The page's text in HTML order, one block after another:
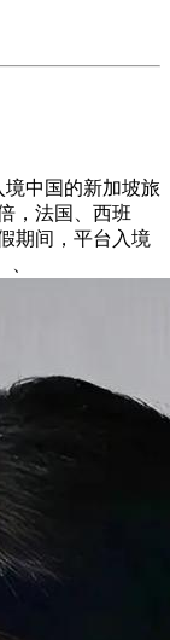
中国的新加坡旅
，法国、西班
期间，平台入境